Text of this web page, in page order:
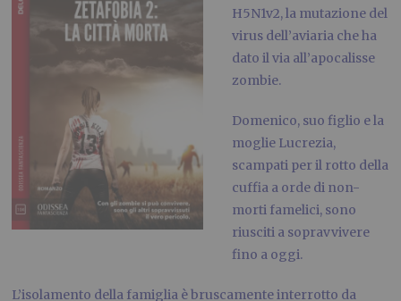
H5N1v2, la mutazione del
virus dell’aviaria che ha
dato il via all’apocalisse
zombie.
Domenico, suo figlio e la
moglie Lucrezia,
scampati per il rotto della
cuffia a orde di non-
morti famelici, sono
riusciti a sopravvivere
fino a oggi.
L’isolamento della famiglia è bruscamente interrotto da